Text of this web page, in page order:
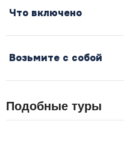
Что включено
Возьмите с собой
Подобные туры